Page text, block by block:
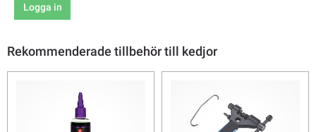
Logga in
Rekommenderade tillbehör till kedjor